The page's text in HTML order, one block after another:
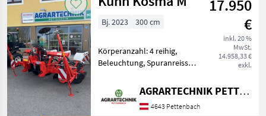
Gaspardo
17.950
€
inkl. 20 %
MwSt.
14.958,33 €
exkl.
Bj. 2023 300 cm
Körperanzahl: 4 reihig,
Beleuchtung, Spuranreisser,
Überwachung - 4 Reihen
mechanischer Antrieb -
Vakuumeter -
AGRARTECHNIK PETTENBACH GMBH
4643 Pettenbach